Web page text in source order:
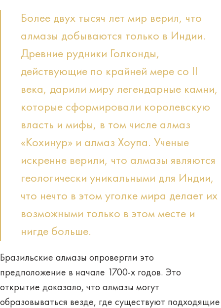
Более двух тысяч лет мир верил, что
алмазы добываются только в Индии.
Древние рудники Голконды,
действующие по крайней мере со II
века, дарили миру легендарные камни,
которые сформировали королевскую
власть и мифы, в том числе алмаз
«Кохинур» и алмаз Хоупа. Ученые
искренне верили, что алмазы являются
геологически уникальными для Индии,
что нечто в этом уголке мира делает их
возможными только в этом месте и
нигде больше.
Бразильские алмазы опровергли это
предположение в начале 1700-х годов. Это
открытие доказало, что алмазы могут
образовываться везде, где существуют подходящие